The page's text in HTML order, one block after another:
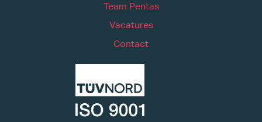
Team Pentas
Vacatures
Contact